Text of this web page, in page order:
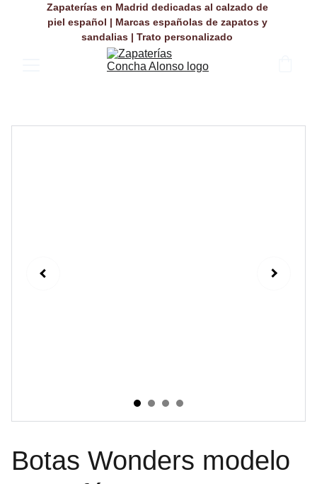
Zapaterías en Madrid dedicadas al calzado de
piel español | Marcas españolas de zapatos y
sandalias | Trato personalizado
Botas Wonders modelo